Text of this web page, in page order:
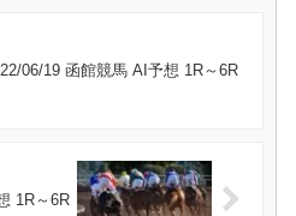
06/19 函館競馬 AI予想 1R～6R
1R～6R